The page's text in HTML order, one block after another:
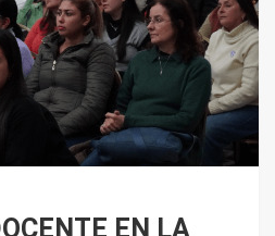
EN LA